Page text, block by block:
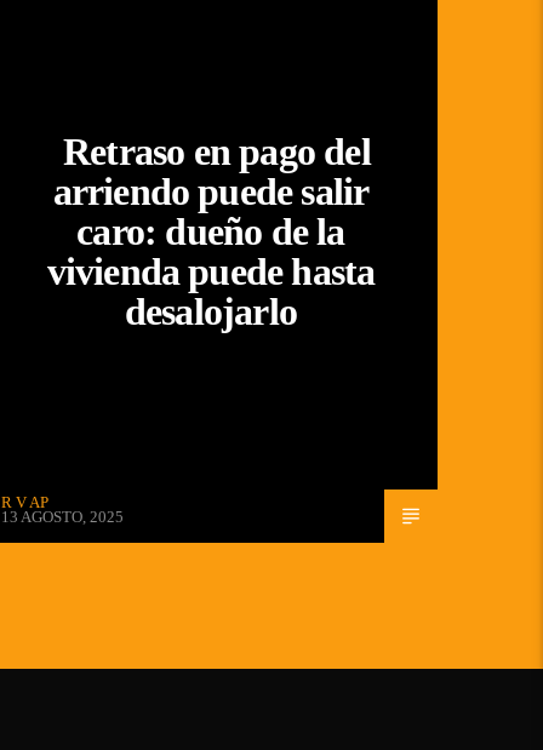
Retraso en pago del
arriendo puede salir
caro: dueño de la
vivienda puede hasta
desalojarlo
R V AP
13 AGOSTO, 2025